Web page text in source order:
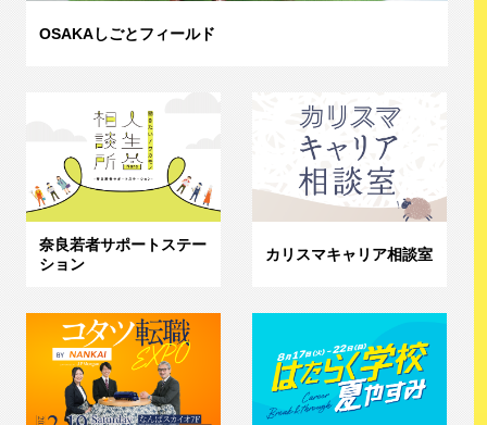
OSAKAしごとフィールド
奈良若者サポートステー
ション
カリスマキャリア相談室